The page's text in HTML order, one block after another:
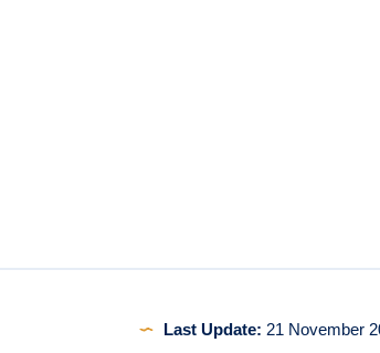
Last Update: 21 November